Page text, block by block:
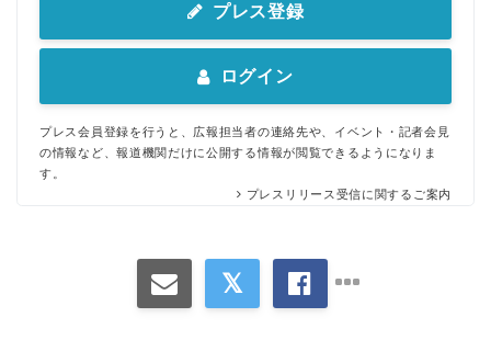
プレス登録
ログイン
プレス会員登録を行うと、広報担当者の連絡先や、イベント・記者会見
の情報など、報道機関だけに公開する情報が閲覧できるようになりま
す。
プレスリリース受信に関するご案内